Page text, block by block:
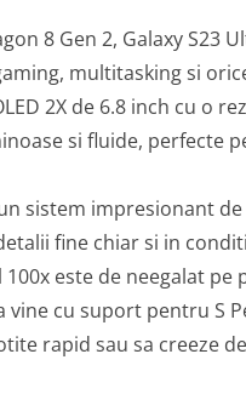
8 Gen 2, Galaxy S23
multitasking si
2X de 6.8 inch cu o
si fluide, perfecte
sistem impresionant
fine chiar si in
este de neegalat pe
vine cu suport pentru S
rapid sau sa creeze